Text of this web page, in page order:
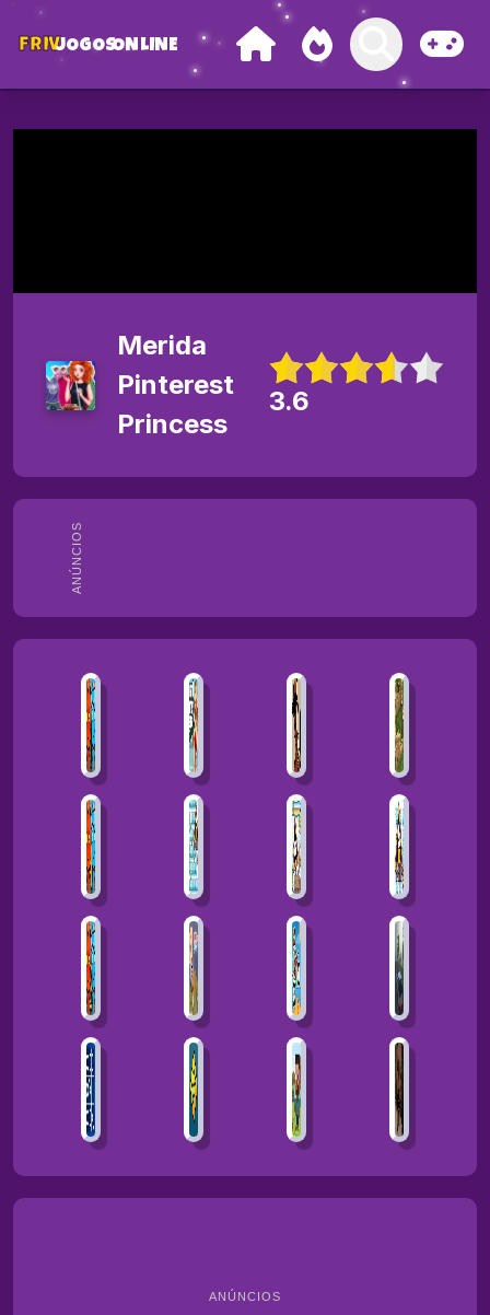
FRIVJOGOSONLINE
ANÚNCIOS
Merida
Pinterest
Princess
3.6
ANÚNCIOS